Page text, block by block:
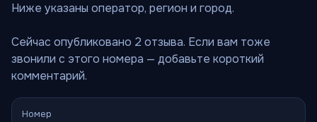
Ниже указаны оператор, регион и город.
Сейчас опубликовано 2 отзыва. Если вам тоже
звонили с этого номера — добавьте короткий
комментарий.
Номер